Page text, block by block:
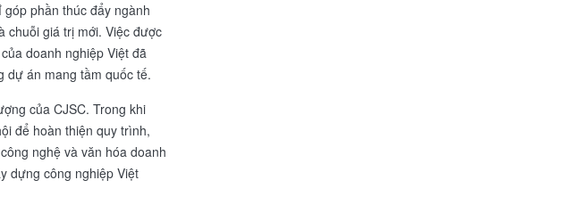
phần thúc đẩy ngành
chuỗi giá trị mới. Việc được
doanh nghiệp Việt đã
dự án mang tầm quốc tế.
của CJSC. Trong khi
để hoàn thiện quy trình,
nghệ và văn hóa doanh
dựng công nghiệp Việt